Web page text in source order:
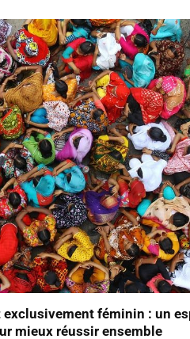
féminin : un
mieux réussir ensemble